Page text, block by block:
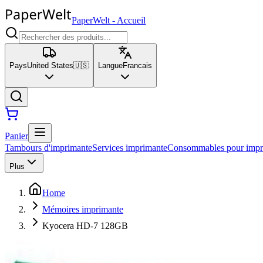
PaperWelt - Accueil
PaysUnited States🇺🇸 LangueFrancais
Panier
Tambours d'imprimanteServices imprimanteConsommables pour
Plus
Home
Mémoires imprimante
Kyocera HD-7 128GB